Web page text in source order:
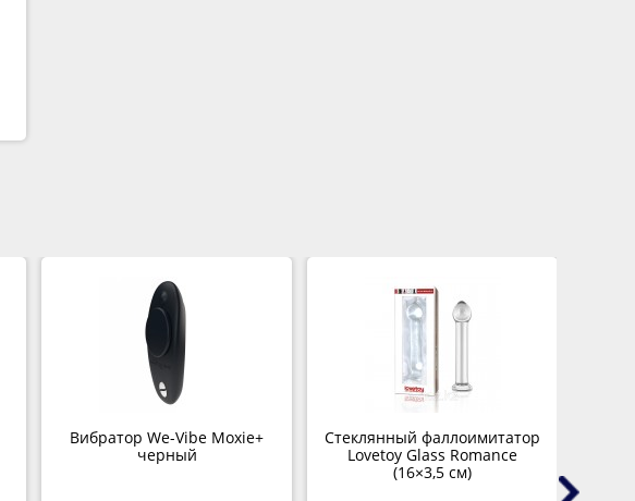
Вибратор We-Vibe Moxie+
черный
Стеклянный фаллоимитатор
Lovetoy Glass Romance
(16×3,5 см)